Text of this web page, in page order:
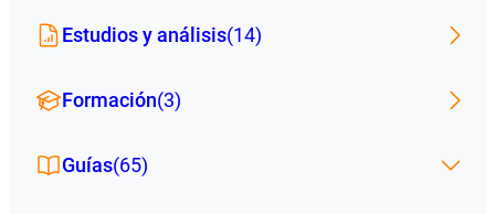
Estudios y análisis(14)
Formación(3)
Guías(65)